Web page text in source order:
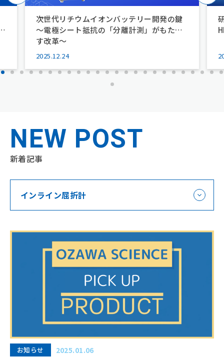
沿革
拠点一覧
環境/CSR活動
サービス Service
次世代リチウムイオンバッテリー開発の鍵
～電極シート抵抗の「分離計測」がもたら
す改革～
2025.12.24
NEW POST
新着記事
インライン屈折計
お知らせ 2025.01.06